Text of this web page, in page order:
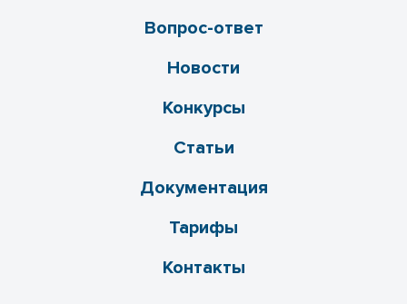
Вопрос-ответ
Новости
Конкурсы
Статьи
Документация
Тарифы
Контакты